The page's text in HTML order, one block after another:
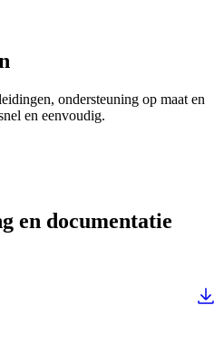
ondersteuning op maat en
en eenvoudig.
en documentatie